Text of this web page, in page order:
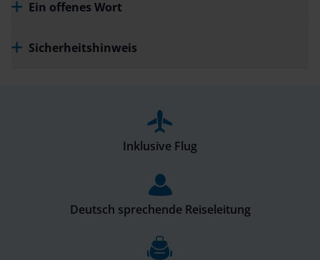
Ein offenes Wort
Sicherheitshinweis
Inklusive Flug
Deutsch sprechende Reiseleitung